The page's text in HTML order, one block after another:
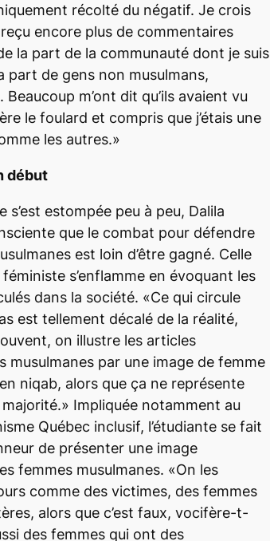
récolté du négatif. Je crois
reçu encore plus de commentaires
la part de la communauté dont je suis
part de gens non musulmans,
m’ont dit qu’ils avaient vu
le foulard et compris que j’étais une
les autres.»
début
s’est estompée peu à peu, Dalila
que le combat pour défendre
est loin d’être gagné. Celle
s’enflamme en évoquant les
dans la société. «Ce qui circule
est tellement décalé de la réalité,
on illustre les articles
musulmanes par une image de femme
niqab, alors que ça ne représente
Impliquée notamment au
Québec inclusif, l’étudiante se fait
de présenter une image
femmes musulmanes. «On les
comme des victimes, des femmes
alors que c’est faux, vocifère-t-
des femmes qui ont des